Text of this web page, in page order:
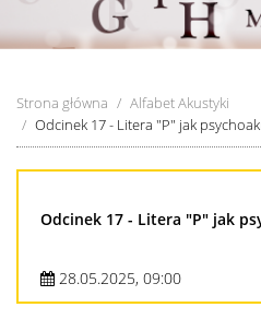
Strona główna
Alfabet Akustyki
Odcinek 17 - Litera "P" jak
Odcinek 17 - Litera "P" jak
28.05.2025, 09:00